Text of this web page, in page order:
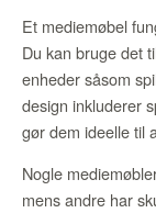
Et mediemøbel
Du kan bruge det
enheder såsom
design inkluderer
gør dem ideelle til
Nogle
mens andre har